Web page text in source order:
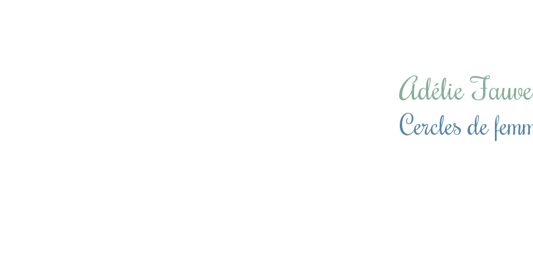
Adélie Fauve
Cercles de